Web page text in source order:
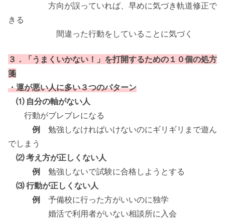
方向が誤っていれば、早めに気づき軌道修正で
きる
間違った行動をしていることに気づく
３．「うまくいかない！」を打開するための１０個の処方
箋
・運が悪い人に多い３つのパターン
⑴ 自分の軸がない人
行動がブレブレになる
例 勉強しなければいけないのにギリギリまで遊ん
でしまう
⑵ 考え方が正しくない人
例 勉強しないで試験に合格しようとする
⑶ 行動が正しくない人
例 予備校に行った方がいいのに独学
婚活で利用者がいない相談所に入会